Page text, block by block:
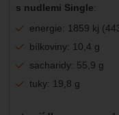
s nudlemi Single:
energie: 1859 kj
bílkoviny: 10,4 g
sacharidy: 55,9 g
tuky: 19,8 g
Parametry